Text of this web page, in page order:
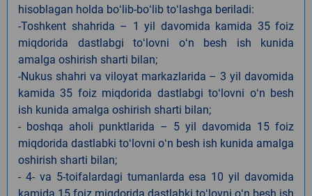
hisoblagan holda boʻlib-boʻlib toʻlashga beriladi:
-Toshkent shahrida – 1 yil davomida kamida 35 foiz
miqdorida dastlabgi toʻlovni oʻn besh ish kunida
amalga oshirish sharti bilan;
-Nukus shahri va viloyat markazlarida – 3 yil davomida
kamida 35 foiz miqdorida dastlabgi toʻlovni oʻn besh
ish kunida amalga oshirish sharti bilan;
- boshqa aholi punktlarida – 5 yil davomida 15 foiz
miqdorida dastlabki toʻlovni oʻn besh ish kunida amalga
oshirish sharti bilan;
- 4- va 5-toifalardagi tumanlarda esa 10 yil davomida